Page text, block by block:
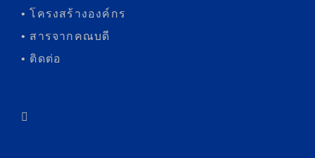
• โครงสร้างองค์กร
• สารจากคณบดี
• ติดต่อ